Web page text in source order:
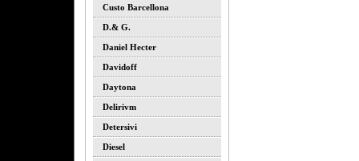
Custo Barcellona
D.& G.
Daniel Hecter
Davidoff
Daytona
Delirivm
Detersivi
Diesel